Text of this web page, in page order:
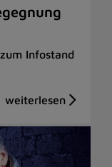
Infostand